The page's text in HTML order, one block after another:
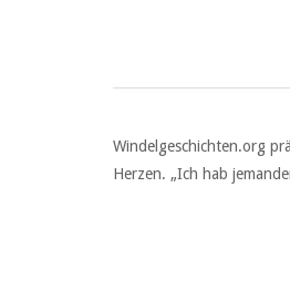
Windelgeschichten.org
Herzen. „Ich hab